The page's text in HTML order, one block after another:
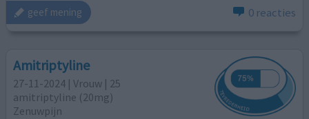
geef mening 0 reacties
Amitriptyline
27-11-2024 | Vrouw | 25
amitriptyline (20mg)
Zenuwpijn